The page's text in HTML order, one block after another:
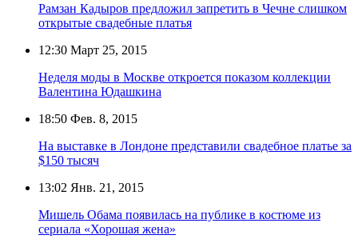
Рамзан Кадыров предложил запретить в Чечне слишком
открытые свадебные платья
12:30 Март 25, 2015
Неделя моды в Москве откроется показом коллекции
Валентина Юдашкина
18:50 Фев. 8, 2015
На выставке в Лондоне представили свадебное платье за
$150 тысяч
13:02 Янв. 21, 2015
Мишель Обама появилась на публике в костюме из
сериала «Хорошая жена»